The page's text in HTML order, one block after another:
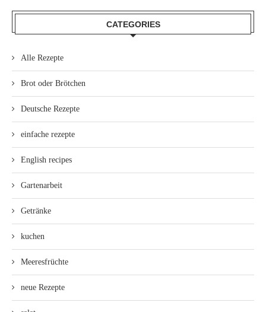
CATEGORIES
Alle Rezepte
Brot oder Brötchen
Deutsche Rezepte
einfache rezepte
English recipes
Gartenarbeit
Getränke
kuchen
Meeresfrüchte
neue Rezepte